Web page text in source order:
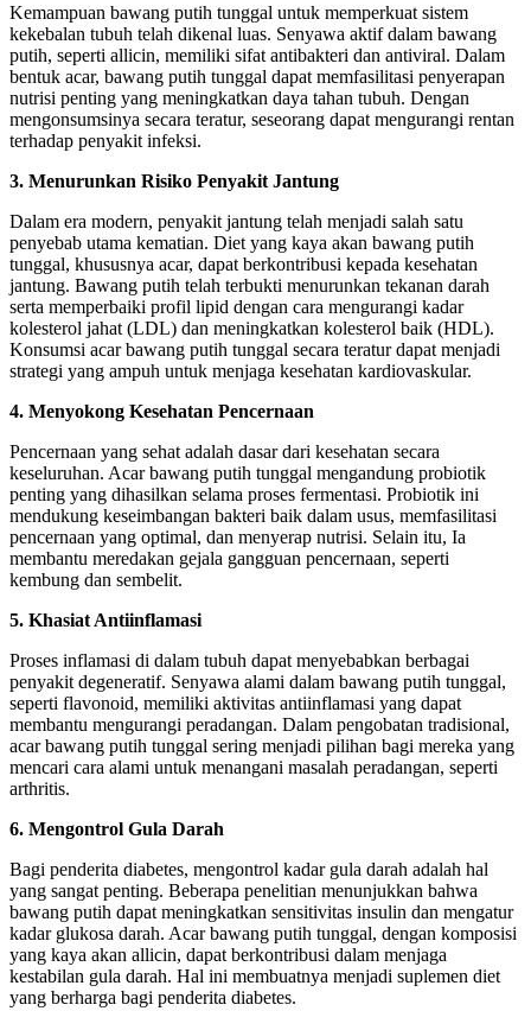
Kemampuan bawang putih tunggal untuk memperkuat sistem
kekebalan tubuh telah dikenal luas. Senyawa aktif dalam bawang
putih, seperti allicin, memiliki sifat antibakteri dan antiviral. Dalam
bentuk acar, bawang putih tunggal dapat memfasilitasi penyerapan
nutrisi penting yang meningkatkan daya tahan tubuh. Dengan
mengonsumsinya secara teratur, seseorang dapat mengurangi rentan
terhadap penyakit infeksi.
3. Menurunkan Risiko Penyakit Jantung
Dalam era modern, penyakit jantung telah menjadi salah satu
penyebab utama kematian. Diet yang kaya akan bawang putih
tunggal, khususnya acar, dapat berkontribusi kepada kesehatan
jantung. Bawang putih telah terbukti menurunkan tekanan darah
serta memperbaiki profil lipid dengan cara mengurangi kadar
kolesterol jahat (LDL) dan meningkatkan kolesterol baik (HDL).
Konsumsi acar bawang putih tunggal secara teratur dapat menjadi
strategi yang ampuh untuk menjaga kesehatan kardiovaskular.
4. Menyokong Kesehatan Pencernaan
Pencernaan yang sehat adalah dasar dari kesehatan secara
keseluruhan. Acar bawang putih tunggal mengandung probiotik
penting yang dihasilkan selama proses fermentasi. Probiotik ini
mendukung keseimbangan bakteri baik dalam usus, memfasilitasi
pencernaan yang optimal, dan menyerap nutrisi. Selain itu, Ia
membantu meredakan gejala gangguan pencernaan, seperti
kembung dan sembelit.
5. Khasiat Antiinflamasi
Proses inflamasi di dalam tubuh dapat menyebabkan berbagai
penyakit degeneratif. Senyawa alami dalam bawang putih tunggal,
seperti flavonoid, memiliki aktivitas antiinflamasi yang dapat
membantu mengurangi peradangan. Dalam pengobatan tradisional,
acar bawang putih tunggal sering menjadi pilihan bagi mereka yang
mencari cara alami untuk menangani masalah peradangan, seperti
arthritis.
6. Mengontrol Gula Darah
Bagi penderita diabetes, mengontrol kadar gula darah adalah hal
yang sangat penting. Beberapa penelitian menunjukkan bahwa
bawang putih dapat meningkatkan sensitivitas insulin dan mengatur
kadar glukosa darah. Acar bawang putih tunggal, dengan komposisi
yang kaya akan allicin, dapat berkontribusi dalam menjaga
kestabilan gula darah. Hal ini membuatnya menjadi suplemen diet
yang berharga bagi penderita diabetes.